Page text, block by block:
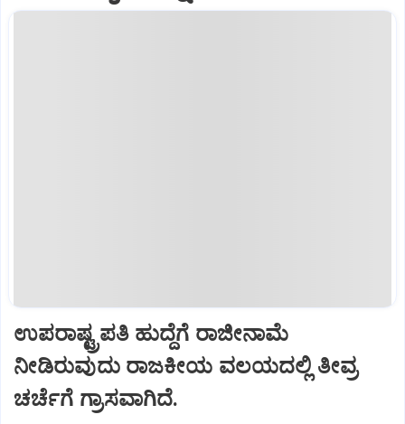
ಉಪರಾಷ್ಟ್ರಪತಿ ಹುದ್ದೆಗೆ ರಾಜೀನಾಮೆ
ನೀಡಿರುವುದು ರಾಜಕೀಯ ವಲಯದಲ್ಲಿ ತೀವ್ರ
ಚರ್ಚೆಗೆ ಗ್ರಾಸವಾಗಿದೆ.